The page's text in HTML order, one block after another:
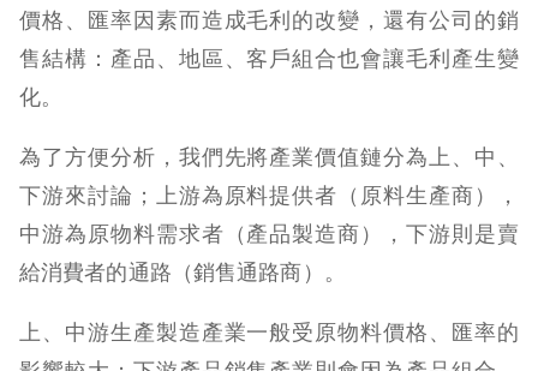
價格、匯率因素而造成毛利的改變，還有公司的銷
售結構：產品、地區、客戶組合也會讓毛利產生變
化。
為了方便分析，我們先將產業價值鏈分為上、中、
下游來討論；上游為原料提供者（原料生產商），
中游為原物料需求者（產品製造商），下游則是賣
給消費者的通路（銷售通路商）。
上、中游生產製造產業一般受原物料價格、匯率的